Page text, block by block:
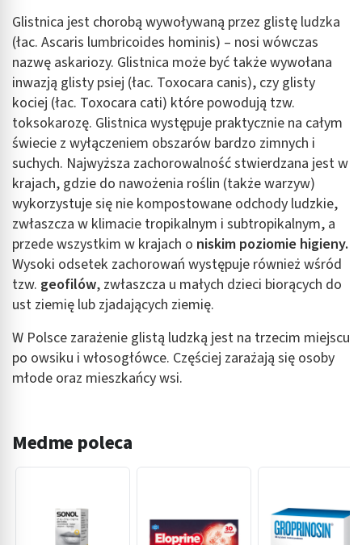
Glistnica jest chorobą wywoływaną przez glistę ludzka
(łac. Ascaris lumbricoides hominis) – nosi wówczas
nazwę askariozy. Glistnica może być także wywołana
inwazją glisty psiej (łac. Toxocara canis), czy glisty
kociej (łac. Toxocara cati) które powodują tzw.
toksokarozę. Glistnica występuje praktycznie na całym
świecie z wyłączeniem obszarów bardzo zimnych i
suchych. Najwyższa zachorowalność stwierdzana jest w
krajach, gdzie do nawożenia roślin (także warzyw)
wykorzystuje się nie kompostowane odchody ludzkie,
zwłaszcza w klimacie tropikalnym i subtropikalnym, a
przede wszystkim w krajach o niskim poziomie higieny.
Wysoki odsetek zachorowań występuje również wśród
tzw. geofilów, zwłaszcza u małych dzieci biorących do
ust ziemię lub zjadających ziemię.
W Polsce zarażenie glistą ludzką jest na trzecim miejscu
po owsiku i włosogłówce. Częściej zarażają się osoby
młode oraz mieszkańcy wsi.
Medme poleca